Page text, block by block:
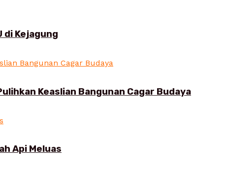
di Kejagung
Keaslian Bangunan Cagar Budaya
Api Meluas